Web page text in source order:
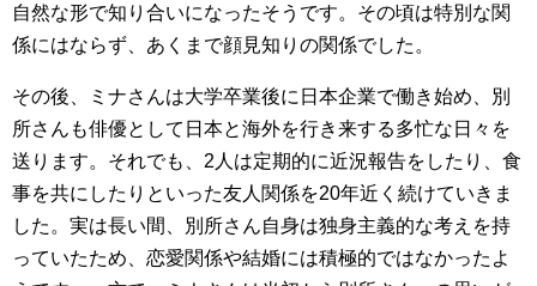
自然な形で知り合いになったそうです。その頃は特別な関
係にはならず、あくまで顔見知りの関係でした。
その後、ミナさんは大学卒業後に日本企業で働き始め、別
所さんも俳優として日本と海外を行き来する多忙な日々を
送ります。それでも、2人は定期的に近況報告をしたり、食
事を共にしたりといった友人関係を20年近く続けていきま
した。実は長い間、別所さん自身は独身主義的な考えを持
っていたため、恋愛関係や結婚には積極的ではなかったよ